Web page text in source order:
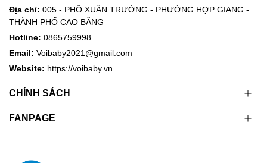
Địa chỉ: 005 - PHỐ XUÂN TRƯỜNG - PHƯỜNG HỢP GIANG -
THÀNH PHỐ CAO BẰNG
Hotline: 0865759998
Email: Voibaby2021@gmail.com
Website: https://voibaby.vn
CHÍNH SÁCH
FANPAGE